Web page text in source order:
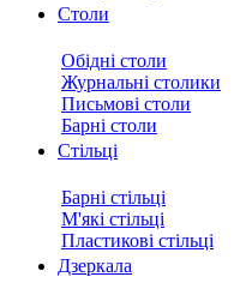
Столи
Обідні столи
Журнальні столики
Письмові столи
Барні столи
Стільці
Барні стільці
М'які стільці
Пластикові стільці
Дзеркала